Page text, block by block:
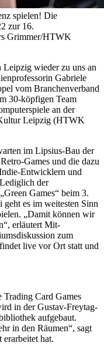
spielen! Die
zur 16.
Grimmer/HTWK
Leipzig wieder zu uns an
Gabriele
vom Branchenverband
30-köpfigen Team
an der
Leipzig (HTWK
im Lipsius-Bau der
Games und die dazu
Entwicklern und
der
Games“ beim 3.
es im weitesten Sinn
„Damit können wir
erläutert Mit-
zum
live vor Ort statt und
Trading Card Games
in der Gustav-Freytag-
aufgebaut.
in den Räumen“, sagt
hat.